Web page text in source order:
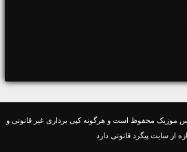
موزیک محفوظ است و هرگونه کپی برداری غیر قانونی و
از سایت پیگرد قانونی دارد